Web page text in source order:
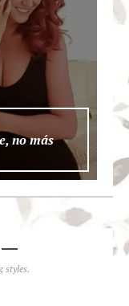
no más
styles.